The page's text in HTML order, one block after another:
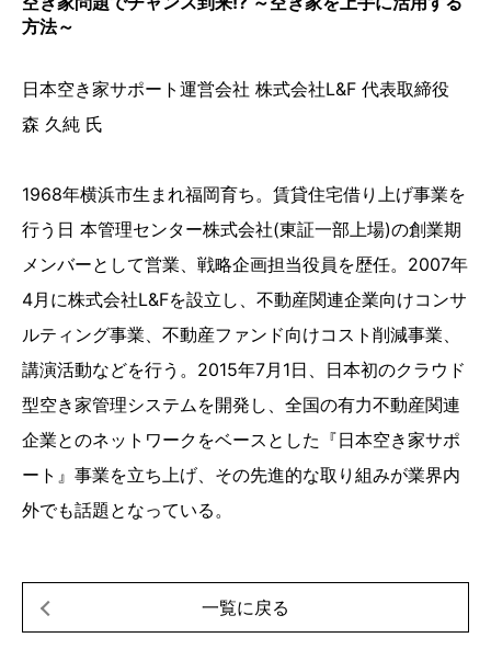
方法～
日本空き家サポート運営会社 株式会社L&F 代表取締役
森 久純 氏
1968年横浜市生まれ福岡育ち。賃貸住宅借り上げ事業を
行う日 本管理センター株式会社(東証一部上場)の創業期
メンバーとして営業、戦略企画担当役員を歴任。2007年
4月に株式会社L&Fを設立し、不動産関連企業向けコンサ
ルティング事業、不動産ファンド向けコスト削減事業、
講演活動などを行う。2015年7月1日、日本初のクラウド
型空き家管理システムを開発し、全国の有力不動産関連
企業とのネットワークをベースとした『日本空き家サポ
ート』事業を立ち上げ、その先進的な取り組みが業界内
外でも話題となっている。
一覧に戻る